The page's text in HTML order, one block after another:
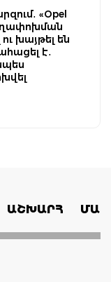
«Opel
խայթել են
է․
ԱՇԽԱՐՀ